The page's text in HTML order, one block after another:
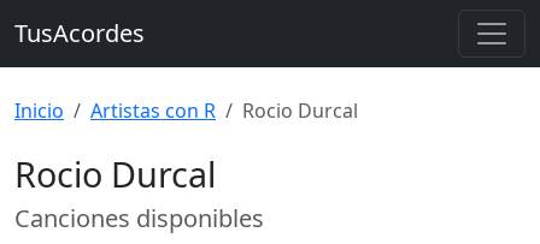
TusAcordes
Inicio Artistas con R Rocio Durcal
Rocio Durcal
Canciones disponibles